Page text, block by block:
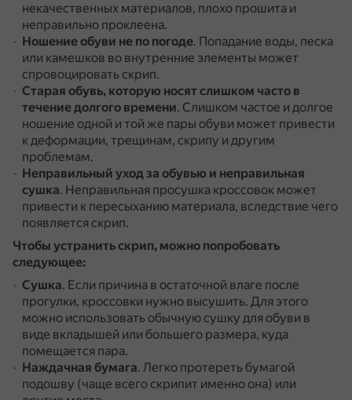
некачественных материалов, плохо прошита и
неправильно проклеена.
Ношение обуви не по погоде. Попадание воды, песка
или камешков во внутренние элементы может
спровоцировать скрип.
Старая обувь, которую носят слишком часто в
течение долгого времени. Слишком частое и долгое
ношение одной и той же пары обуви может привести
к деформации, трещинам, скрипу и другим
проблемам.
Неправильный уход за обувью и неправильная
сушка. Неправильная просушка кроссовок может
привести к пересыханию материала, вследствие чего
появляется скрип.
Чтобы устранить скрип, можно попробовать
следующее:
Сушка. Если причина в остаточной влаге после
прогулки, кроссовки нужно высушить. Для этого
можно использовать обычную сушку для обуви в
виде вкладышей или большего размера, куда
помещается пара.
Наждачная бумага. Легко протереть бумагой
подошву (чаще всего скрипит именно она) или